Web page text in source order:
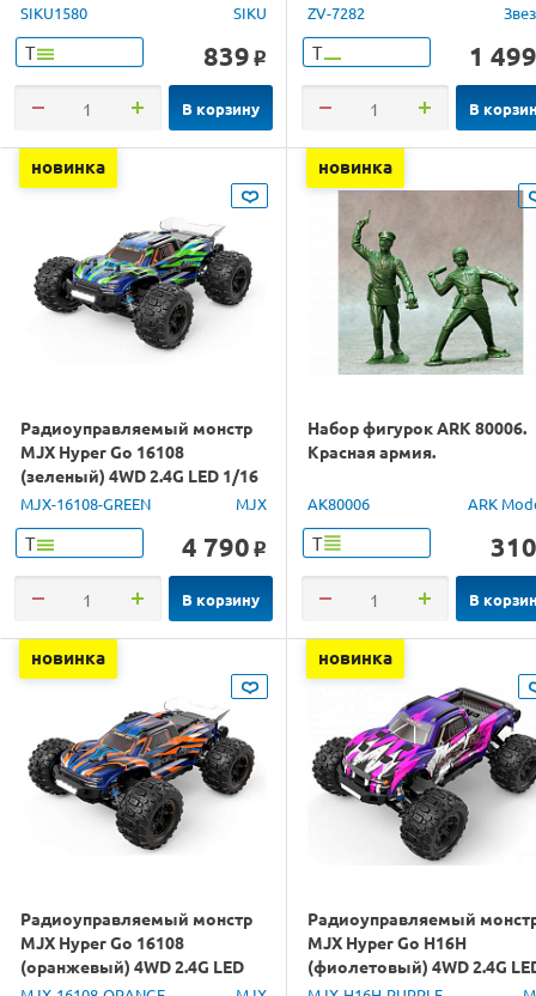
SIKU1580 SIKU
Т 839 o
В корзину
ZV-7282
Т 1 499
В
новинка
Радиоуправляемый монстр
MJX Hyper Go 16108
(зеленый) 4WD 2.4G LED 1/16
RTR
MJX-16108-GREEN MJX
Т 4 790 o
В корзину
новинка
Набор фигурок ARK 80006.
Красная армия.
AK80006 ARK
Т 310
В
новинка
Радиоуправляемый монстр
MJX Hyper Go 16108
(оранжевый) 4WD 2.4G LED
1/16 RTR
новинка
Радиоуправляемый
MJX Hyper Go H16H
(фиолетовый) 4WD 2.4G
GPS 1/16 RTR